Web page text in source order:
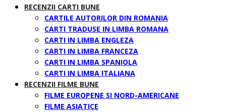
RECENZII CARTI BUNE
CARTILE AUTORILOR DIN ROMANIA
CARTI TRADUSE IN LIMBA ROMANA
CARTI IN LIMBA ENGLEZA
CARTI IN LIMBA FRANCEZA
CARTI IN LIMBA SPANIOLA
CARTI IN LIMBA ITALIANA
RECENZII FILME BUNE
FILME EUROPENE SI NORD-AMERICANE
FILME ASIATICE